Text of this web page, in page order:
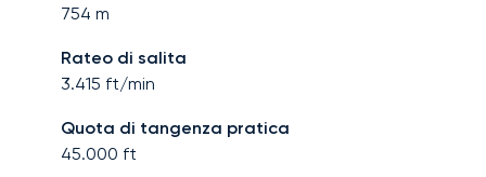
754 m
Rateo di salita
3.415 ft/min
Quota di tangenza pratica
45.000 ft